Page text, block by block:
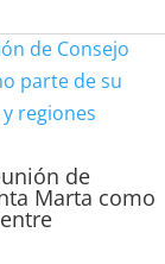
de
Marta como